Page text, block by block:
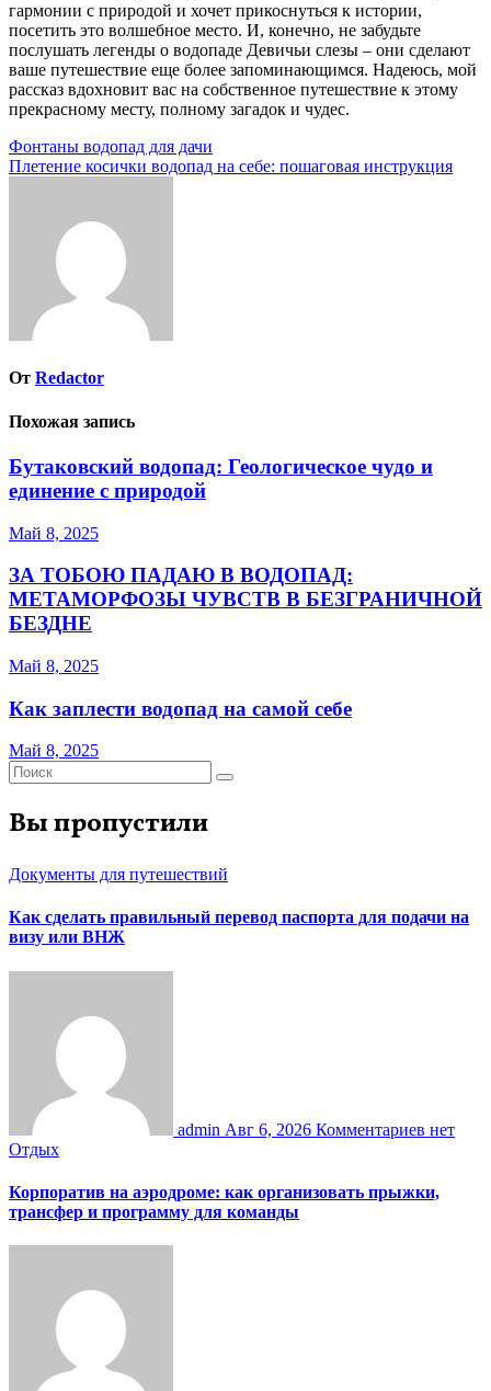
гармонии с природой и хочет прикоснуться к истории,
посетить это волшебное место. И, конечно, не забудьте
послушать легенды о водопаде Девичьи слезы – они сделают
ваше путешествие еще более запоминающимся. Надеюсь, мой
рассказ вдохновит вас на собственное путешествие к этому
прекрасному месту, полному загадок и чудес.
Навигация
по
Фонтаны водопад для дачи
Плетение косички водопад на себе: пошаговая инструкция
От Redactor
Похожая запись
Бутаковский водопад: Геологическое чудо и
единение с природой
Май 8, 2025
ЗА ТОБОЮ ПАДАЮ В ВОДОПАД:
МЕТАМОРФОЗЫ ЧУВСТВ В БЕЗГРАНИЧНОЙ
БЕЗДНЕ
Май 8, 2025
Как заплести водопад на самой себе
Май 8, 2025
Вы пропустили
Документы для путешествий
Как сделать правильный перевод паспорта для подачи на
визу или ВНЖ
admin Авг 6, 2026 Комментариев нет
Отдых
Корпоратив на аэродроме: как организовать прыжки,
трансфер и программу для команды